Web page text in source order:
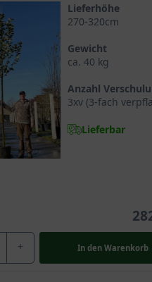
Lieferhöhe
270-320cm
Gewicht
ca. 40 kg
Anzahl
3xv (3-fach
Lieferbar
+ In den Warenkorb